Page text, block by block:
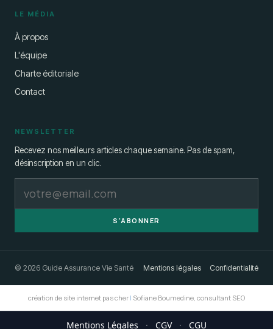
LE MÉDIA
À propos
L'équipe
Charte éditoriale
Contact
NEWSLETTER
Recevez nos meilleurs articles chaque semaine. Pas de spam,
désinscription en un clic.
S'ABONNER
© 2026 Guide Assurance Vie Santé Mentions légales Confidentialité
création de site internet pas cher | Sofiane Boumedine, consultant SEO
Mentions Légales · CGV · CGU